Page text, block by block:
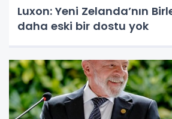
Luxon: Yeni Zelanda’nın
daha eski bir dostu yok